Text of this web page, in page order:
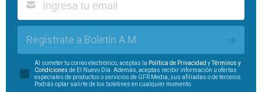
Regístrate a Boletín A.M.
Al someter tu correo electrónico, aceptas la Política de Privacidad yTérminos y
Condiciones de El Nuevo Día. Además, aceptas recibir información u ofertas
especiales de productos o servicios de GFR Media, sus afiliadas o de terceros.
Podrás optar salirte de los boletines en cualquier momento.